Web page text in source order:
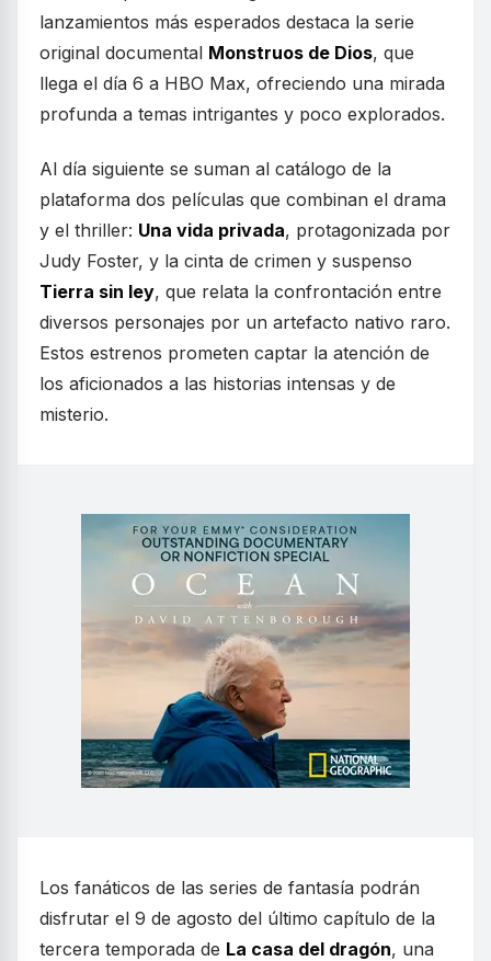
lanzamientos más esperados destaca la serie
original documental Monstruos de Dios, que
llega el día 6 a HBO Max, ofreciendo una mirada
profunda a temas intrigantes y poco explorados.
Al día siguiente se suman al catálogo de la
plataforma dos películas que combinan el drama
y el thriller: Una vida privada, protagonizada por
Judy Foster, y la cinta de crimen y suspenso
Tierra sin ley, que relata la confrontación entre
diversos personajes por un artefacto nativo raro.
Estos estrenos prometen captar la atención de
los aficionados a las historias intensas y de
misterio.
Los fanáticos de las series de fantasía podrán
disfrutar el 9 de agosto del último capítulo de la
tercera temporada de La casa del dragón, una